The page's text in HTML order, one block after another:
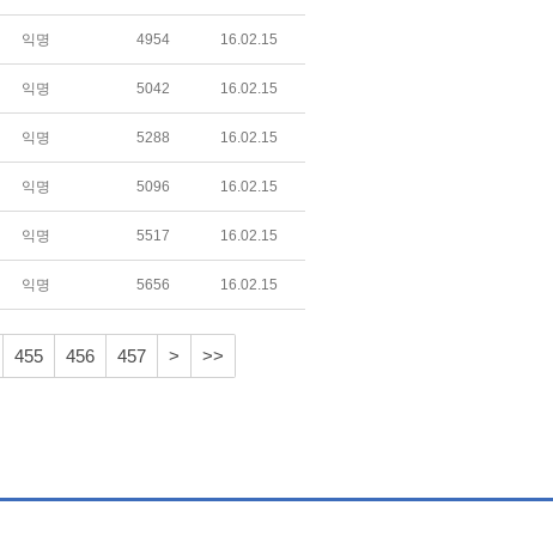
익명 4954 16.02.15
익명 5042 16.02.15
익명 5288 16.02.15
익명 5096 16.02.15
익명 5517 16.02.15
익명 5656 16.02.15
455 456 457 > >>